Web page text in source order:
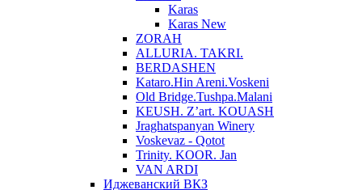
Karas
Karas New
ZORAH
ALLURIA. TAKRI.
BERDASHEN
Kataro.Hin Areni.Voskeni
Old Bridge.Tushpa.Malani
KEUSH. Z’art. KOUASH
Jraghatspanyan Winery
Voskevaz - Qotot
Trinity. KOOR. Jan
VAN ARDI
Иджеванский ВКЗ